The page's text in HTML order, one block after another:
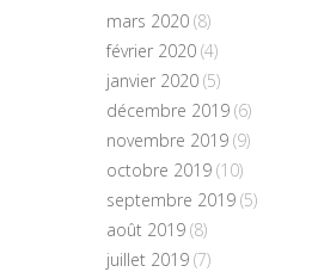
mars 2020 (8)
février 2020 (4)
janvier 2020 (5)
décembre 2019 (6)
novembre 2019 (9)
octobre 2019 (10)
septembre 2019 (5)
août 2019 (8)
juillet 2019 (7)